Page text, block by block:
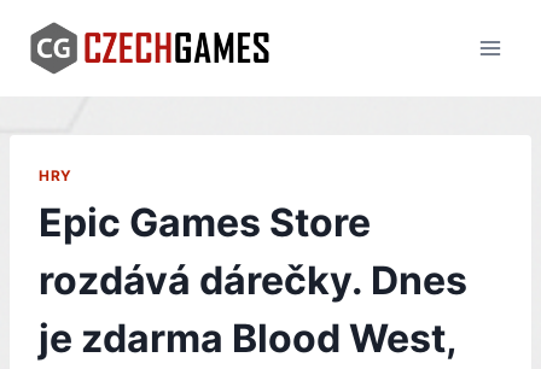
content
HRY
Epic Games Store
rozdává dárečky. Dnes
je zdarma Blood West,